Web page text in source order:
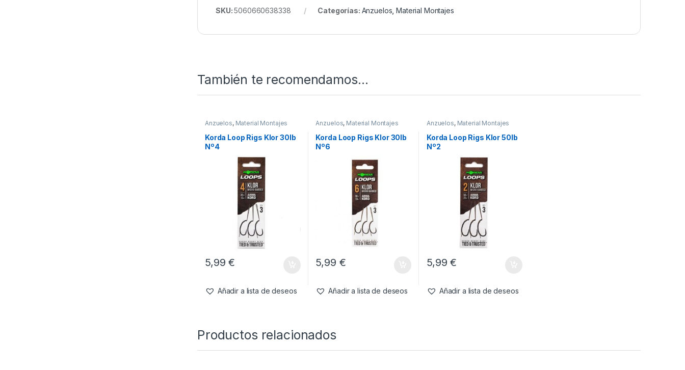
SKU:5060660638338 Categorías: Anzuelos ,Material Montajes
También te recomendamos…
Anzuelos, Material Montajes
Korda Loop Rigs Klor 30lb
Nº4
5,99€
Añadir a lista de deseos
Anzuelos, Material Montajes
Korda Loop Rigs Klor 30lb
Nº6
5,99 €
Añadir a lista de deseos
Anzuelos, Material Montajes
Korda Loop Rigs Klor 50lb
Nº2
5,99€
Añadir a lista de deseos
Productos relacionados